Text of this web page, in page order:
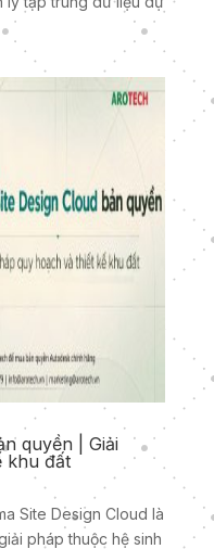
quyền | Giải
khu đất
Site Design Cloud là
pháp thuộc hệ sinh